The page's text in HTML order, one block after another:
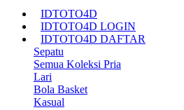
IDTOTO4D
IDTOTO4D LOGIN
IDTOTO4D DAFTAR
Sepatu
Semua Koleksi Pria
Lari
Bola Basket
Kasual